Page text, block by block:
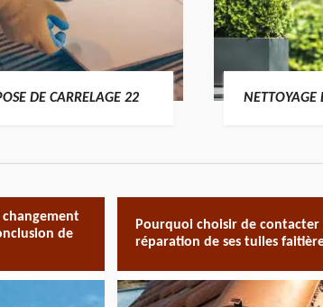
DE CARRELAGE 22 NETTOYAGE
de
Pourquoi choisir de
réparation de ses tuiles